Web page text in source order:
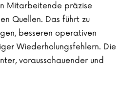
Mitarbeitende präzise
Quellen. Das führt zu
besseren operativen
Wiederholungsfehlern. Die
vorausschauender und